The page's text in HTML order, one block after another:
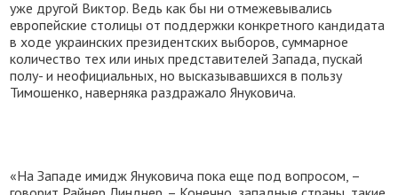
уже другой Виктор. Ведь как бы ни отмежевывались
европейские столицы от поддержки конкретного кандидата
в ходе украинских президентских выборов, суммарное
количество тех или иных представителей Запада, пускай
полу- и неофициальных, но высказывавшихся в пользу
Тимошенко, наверняка раздражало Януковича.
«На Западе имидж Януковича пока еще под вопросом, –